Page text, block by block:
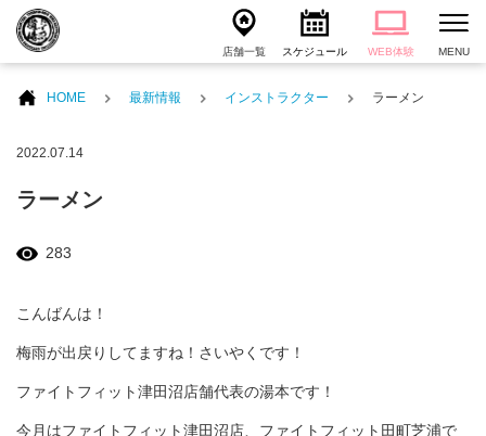
店舗一覧 スケジュール WEB体験 MENU
HOME 最新情報 インストラクター ラーメン
2022.07.14
ラーメン
283
こんばんは！
梅雨が出戻りしてますね！さいやくです！
ファイトフィット津田沼店舗代表の湯本です！
今月はファイトフィット津田沼店、ファイトフィット田町芝浦で